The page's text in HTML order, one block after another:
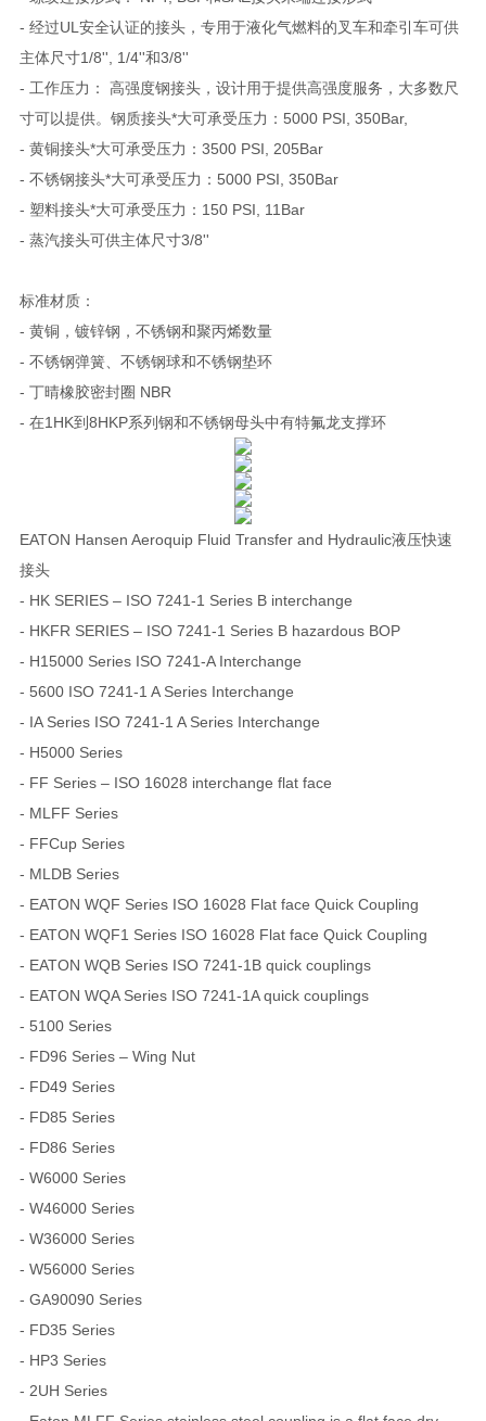
- 经过UL安全认证的接头，专用于液化气燃料的叉车和牵引车可供
主体尺寸1/8'', 1/4''和3/8''
- 工作压力： 高强度钢接头，设计用于提供高强度服务，大多数尺
寸可以提供。钢质接头*大可承受压力：5000 PSI, 350Bar,
- 黄铜接头*大可承受压力：3500 PSI, 205Bar
- 不锈钢接头*大可承受压力：5000 PSI, 350Bar
- 塑料接头*大可承受压力：150 PSI, 11Bar
- 蒸汽接头可供主体尺寸3/8''
标准材质：
- 黄铜，镀锌钢，不锈钢和聚丙烯数量
- 不锈钢弹簧、不锈钢球和不锈钢垫环
- 丁晴橡胶密封圈 NBR
- 在1HK到8HKP系列钢和不锈钢母头中有特氟龙支撑环
EATON Hansen Aeroquip Fluid Transfer and Hydraulic液压快速
接头
- HK SERIES – ISO 7241-1 Series B interchange
- HKFR SERIES – ISO 7241-1 Series B hazardous BOP
- H15000 Series ISO 7241-A Interchange
- 5600 ISO 7241-1 A Series Interchange
- IA Series ISO 7241-1 A Series Interchange
- H5000 Series
- FF Series – ISO 16028 interchange flat face
- MLFF Series
- FFCup Series
- MLDB Series
- EATON WQF Series ISO 16028 Flat face Quick Coupling
- EATON WQF1 Series ISO 16028 Flat face Quick Coupling
- EATON WQB Series ISO 7241-1B quick couplings
- EATON WQA Series ISO 7241-1A quick couplings
- 5100 Series
- FD96 Series – Wing Nut
- FD49 Series
- FD85 Series
- FD86 Series
- W6000 Series
- W46000 Series
- W36000 Series
- W56000 Series
- GA90090 Series
- FD35 Series
- HP3 Series
- 2UH Series